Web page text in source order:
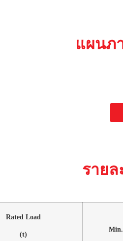
แผนภ
รายล
Rated Load
(t)